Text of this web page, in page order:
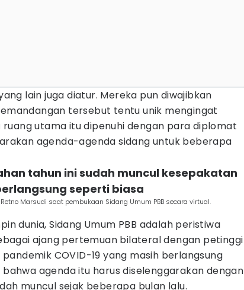
lain juga diatur. Mereka pun diwajibkan
tersebut tentu unik mengingat
ruang utama itu dipenuhi dengan para diplomat
agenda-agenda sidang untuk beberapa
tahun ini sudah muncul kesepakatan
seperti biasa
Marsudi saat pembukaan Sidang Umum PBB secara virtual.
dunia, Sidang Umum PBB adalah peristiwa
ajang pertemuan bilateral dengan petinggi
COVID-19 yang masih berlangsung
agenda itu harus diselenggarakan dengan
muncul sejak beberapa bulan lalu.